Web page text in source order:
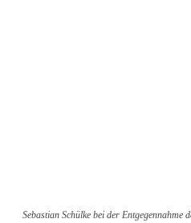
Sebastian Schülke bei der Entgegennahme